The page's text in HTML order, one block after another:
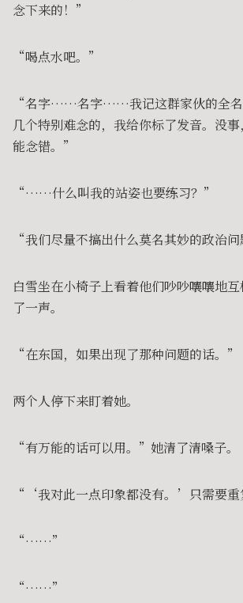
念下来的！”
“喝点水吧。”
“名字……名字……我记这群家伙的全名
几个特别难念的，我给你标了发音。没
能念错。”
“……什么叫我的站姿也要练习？”
“我们尽量不搞出什么莫名其妙的政治
白雪坐在小椅子上看着他们吵吵嚷嚷地
了一声。
“在东国，如果出现了那种问题的话。”
两个人停下来盯着她。
“有万能的话可以用。”她清了清嗓子。
“‘我对此一点印象都没有。’只需要重
“……”
“……”